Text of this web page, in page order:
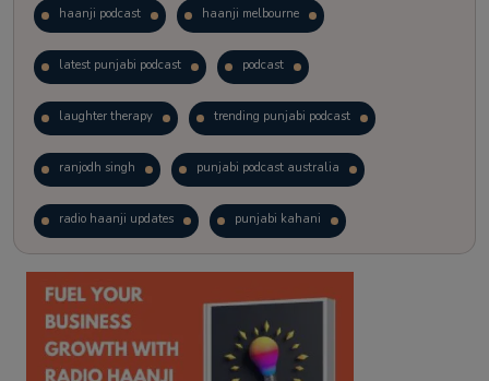
haanji podcast haanji melbourne
latest punjabi podcast podcast
laughter therapy trending punjabi podcast
ranjodh singh punjabi podcast australia
radio haanji updates punjabi kahani
kitaab kahani punjabi story